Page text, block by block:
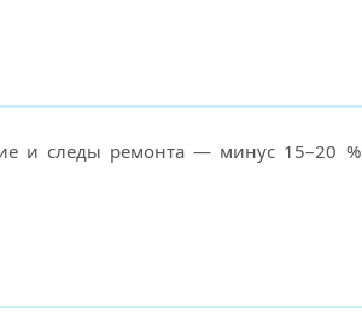
и следы ремонта — минус 15–20